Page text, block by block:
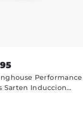
Performance
Sarten Induccion
- 28cm Sartén